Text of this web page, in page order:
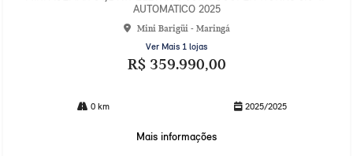
AUTOMATICO 2025
Mini Barigüi - Maringá
Ver Mais 1 lojas
R$ 359.990,00
0 km 2025/2025
Mais informações